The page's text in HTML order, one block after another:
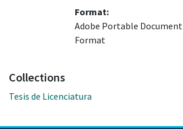
Format:
Adobe Portable Document
Format
Collections
Tesis de Licenciatura